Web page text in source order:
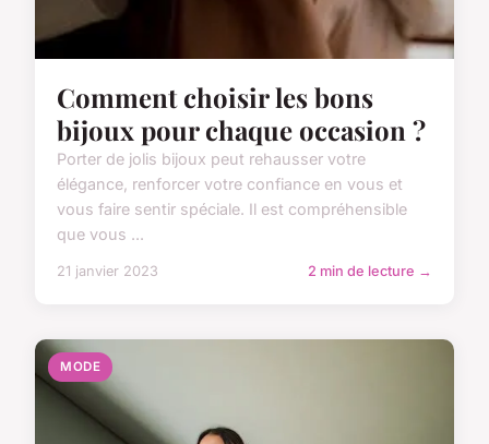
Comment choisir les bons
bijoux pour chaque occasion ?
Porter de jolis bijoux peut rehausser votre
élégance, renforcer votre confiance en vous et
vous faire sentir spéciale. Il est compréhensible
que vous ...
21 janvier 2023 2 min de lecture →
MODE